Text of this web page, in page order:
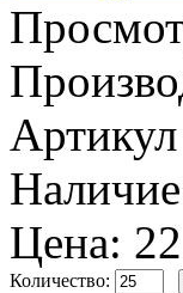
Артикул
Цена:
Количество: